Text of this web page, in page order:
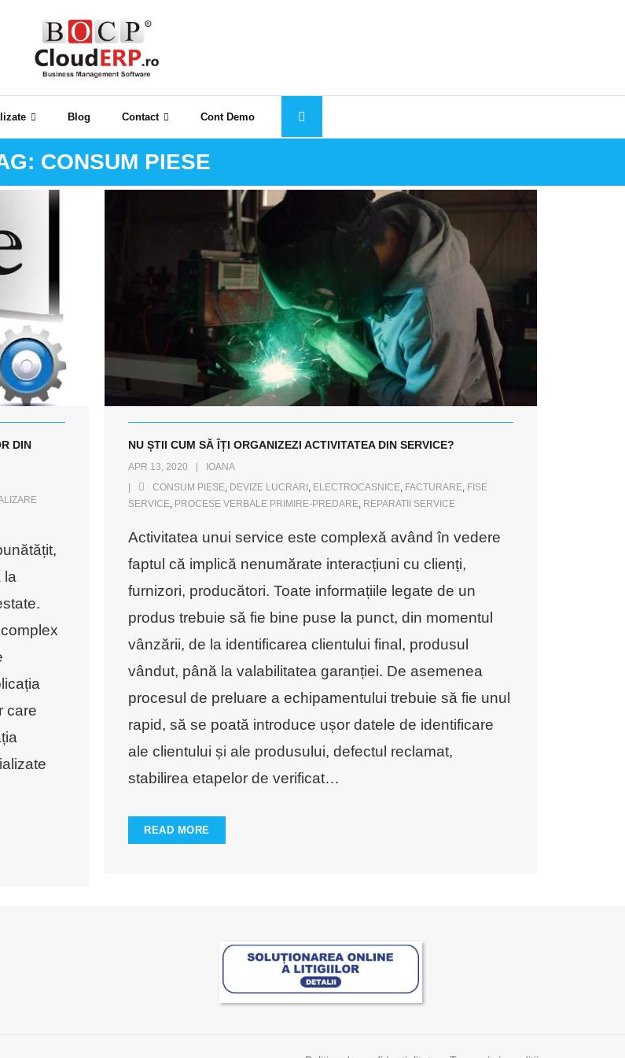
Blog Contact Cont Demo
CONSUM PIESE
DIN
la
care
NU ȘTII CUM SĂ ÎȚI ORGANIZEZI ACTIVITATEA DIN SERVICE?
APR 13, 2020
IOANA
CONSUM PIESE, DEVIZE LUCRARI , ELECTROCASNICE, FACTURARE, FISE
SERVICE, PROCESE VERBALE PRIMIRE-PREDARE, REPARATII SERVICE
Activitatea unui service este complexă având în vedere
faptul că implică nenumărate interacțiuni cu clienți,
furnizori, producători. Toate informațiile legate de un
produs trebuie să fie bine puse la punct, din momentul
vânzării, de la identificarea clientului final, produsul
vândut, până la valabilitatea garanției. De asemenea
procesul de preluare a echipamentului trebuie să fie unul
rapid, să se poată introduce ușor datele de identificare
ale clientului și ale produsului, defectul reclamat,
stabilirea etapelor de verificat…
READ MORE